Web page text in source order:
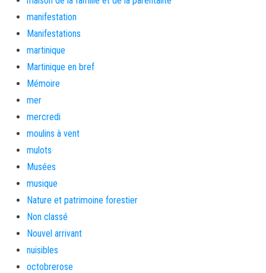
manifestation
Manifestations
martinique
Martinique en bref
Mémoire
mer
mercredi
moulins à vent
mulots
Musées
musique
Nature et patrimoine forestier
Non classé
Nouvel arrivant
nuisibles
octobrerose